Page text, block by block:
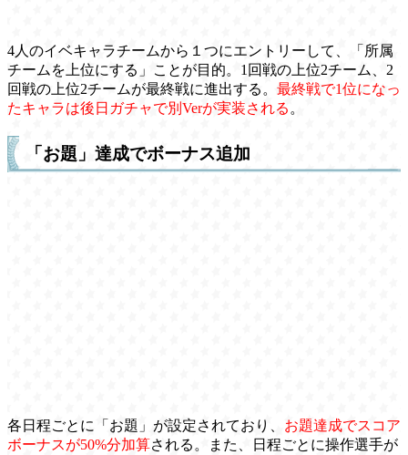
4人のイベキャラチームから１つにエントリーして、「所属
チームを上位にする」ことが目的。1回戦の上位2チーム、2
回戦の上位2チームが最終戦に進出する。 最終戦で1位になっ
たキャラは後日ガチャで別Verが実装される 。
「お題」達成でボーナス追加
各日程ごとに「お題」が設定されており、 お題達成でスコア
ボーナスが50%分加算される。また、日程ごとに操作選手が